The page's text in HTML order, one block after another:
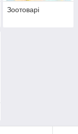
Зоотоварі